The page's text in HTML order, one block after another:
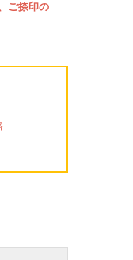
ご捺印の